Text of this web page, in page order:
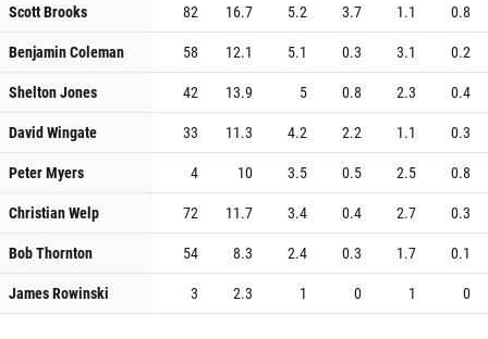
Scott Brooks
82 16.7 5.2 3.7 1.1
0.8
Benjamin Coleman
58 12.1 5.1 0.3 3.1
0.2
Shelton Jones
42 13.9 5 0.8 2.3
0.4
David Wingate
33 11.3 4.2 2.2 1.1
0.3
Peter Myers
4 10 3.5 0.5 2.5
0.8
Christian Welp
72 11.7 3.4 0.4 2.7
0.3
Bob Thornton
54 8.3 2.4 0.3 1.7
0.1
James Rowinski
3 2.3 1 0 1 0